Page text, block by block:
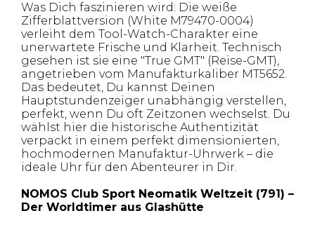
Was Dich faszinieren wird: Die weiße
Zifferblattversion (White M79470-0004)
verleiht dem Tool-Watch-Charakter eine
unerwartete Frische und Klarheit. Technisch
gesehen ist sie eine "True GMT" (Reise-GMT),
angetrieben vom Manufakturkaliber MT5652.
Das bedeutet, Du kannst Deinen
Hauptstundenzeiger unabhängig verstellen,
perfekt, wenn Du oft Zeitzonen wechselst. Du
wählst hier die historische Authentizität
verpackt in einem perfekt dimensionierten,
hochmodernen Manufaktur-Uhrwerk – die
ideale Uhr für den Abenteurer in Dir.
NOMOS Club Sport Neomatik Weltzeit (791) –
Der Worldtimer aus Glashütte